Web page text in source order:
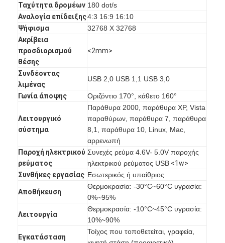
Ταχύτητα δρομέων 180 dot/s
Αναλογία επίδειξης4:3 16:9 16:10
Ψήφισμα
32768 X 32768
Ακρίβεια
προσδιορισμού
θέσης
<2mm>
Συνδέοντας
λιμένας
USB 2,0 USB 1,1 USB 3,0
Γωνία άποψης Οριζόντιο 170°, κάθετο 160°
Λειτουργικό
σύστημα
Παράθυρα 2000, παράθυρα XP, Vista
παραθύρων, παράθυρα 7, παράθυρα
8,1, παράθυρα 10, Linux, Mac,
αρρενωπή
Παροχή ηλεκτρικού
ρεύματος
Συνεχές ρεύμα 4.6V- 5.0V παροχής
ηλεκτρικού ρεύματος USB <1w>
Συνθήκες εργασίας Εσωτερικός ή υπαίθριος
Αποθήκευση
Θερμοκρασία: -30°C~60°C υγρασία:
0%~95%
Λειτουργία
Θερμοκρασία: -10°C~45°C υγρασία:
10%~90%
Εγκατάσταση
Τοίχος που τοποθετείται, γραφεία,